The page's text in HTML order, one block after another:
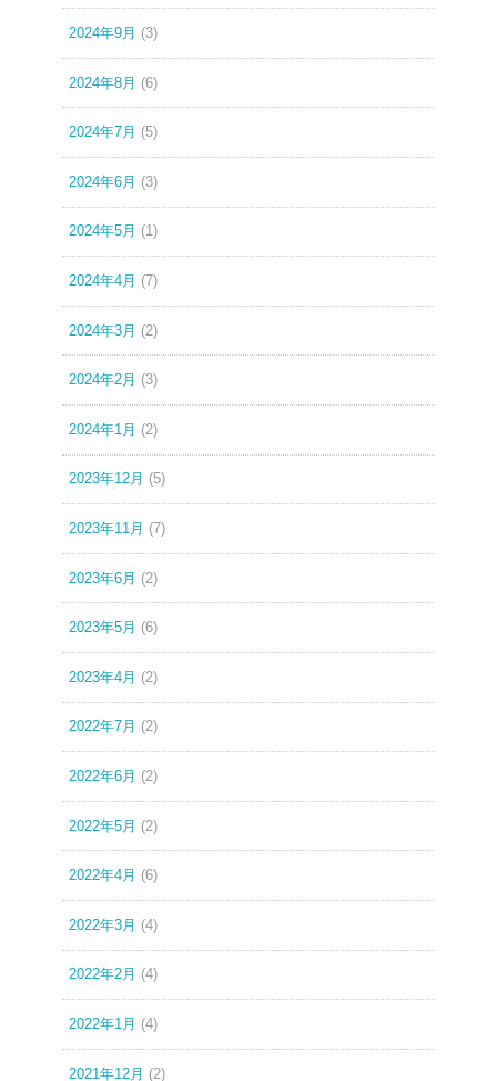
2024年9月 (3)
2024年8月 (6)
2024年7月 (5)
2024年6月 (3)
2024年5月 (1)
2024年4月 (7)
2024年3月 (2)
2024年2月 (3)
2024年1月 (2)
2023年12月 (5)
2023年11月 (7)
2023年6月 (2)
2023年5月 (6)
2023年4月 (2)
2022年7月 (2)
2022年6月 (2)
2022年5月 (2)
2022年4月 (6)
2022年3月 (4)
2022年2月 (4)
2022年1月 (4)
2021年12月 (2)